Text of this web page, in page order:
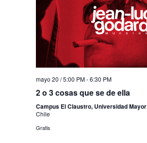
mayo 20 / 5:00 PM-6:30 PM
2 o 3 cosas que se de ella
Campus El Claustro, Universidad Mayor
Chile
Gratis